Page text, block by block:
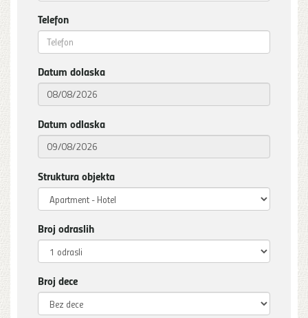
Telefon
Datum dolaska
Datum odlaska
Struktura objekta
Broj odraslih
Broj dece